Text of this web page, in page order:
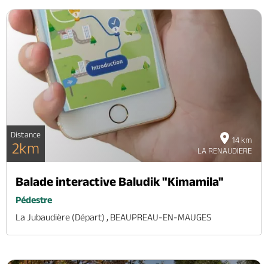
14 km
LA RENAUDIERE
Distance
2km
Balade interactive Baludik "Kimamila"
Pédestre
La Jubaudière (départ) , BEAUPREAU-EN-MAUGES